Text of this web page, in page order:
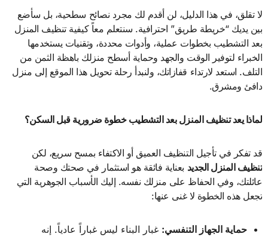
لا تقلق، في هذا الدليل، لن أقدم لك مجرد نصائح سطحية، بل سأضع
بين يديك “خريطة طريق” احترافية. سنتعلم معاً كيفية تنظيف المنزل
بعد التشطيب بخطوات عملية، وأدوات محددة، وتقنيات يستخدمها
الخبراء لتوفير الوقت والجهد وحماية أسطح منزلك باهظة الثمن من
التلف. استعد لارتداء قفازاتك، ولنبدأ رحلة تحويل هذا الموقع إلى منزل
دافئ ومشرق.
لماذا يعد تنظيف المنزل بعد التشطيب خطوة ضرورية قبل السكن؟
قد تفكر في تأجيل التنظيف العميق أو الاكتفاء بمسح سريع، لكن
تنظيف المنزل الجديد بعناية فائقة هو استثمار في صحتك وصحة
عائلتك، وفي الحفاظ على منزلك نفسه. إليك الأسباب الجوهرية التي
تجعل هذه الخطوة لا غنى عنها:
حماية الجهاز التنفسي: غبار البناء ليس غباراً عادياً. إنه